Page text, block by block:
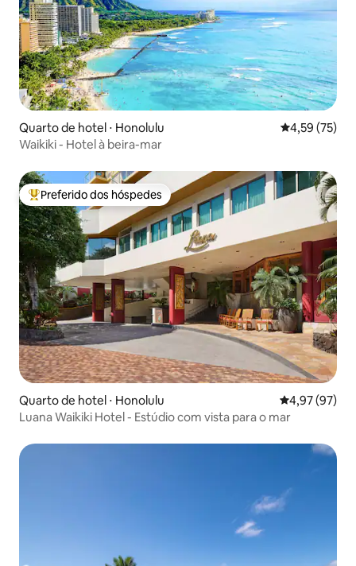
Quarto de hotel ⋅ Honolulu 4,59 de uma
4,59 (75)
Waikiki - Hotel à beira-mar
Entre os melhores preferidos dos hóspedes
Preferido dos hóspedes
Quarto de hotel ⋅ Honolulu 4,97 de uma
4,97 (97)
Luana Waikiki Hotel - Estúdio com vista para o mar